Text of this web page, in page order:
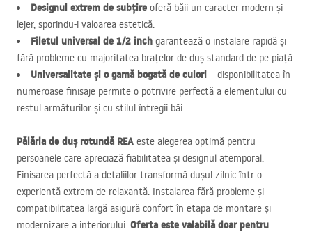
Designul extrem de subțire oferă băii un caracter modern și
lejer, sporindu-i valoarea estetică.
Filetul universal de 1/2 inch garantează o instalare rapidă și
fără probleme cu majoritatea brațelor de duș standard de pe piață.
Universalitate și o gamă bogată de culori – disponibilitatea în
numeroase finisaje permite o potrivire perfectă a elementului cu
restul armăturilor și cu stilul întregii băi.
Pălăria de duș rotundă REA este alegerea optimă pentru
persoanele care apreciază fiabilitatea și designul atemporal.
Finisarea perfectă a detaliilor transformă dușul zilnic într-o
experiență extrem de relaxantă. Instalarea fără probleme și
compatibilitatea largă asigură confort în etapa de montare și
modernizare a interiorului. Oferta este valabilă doar pentru